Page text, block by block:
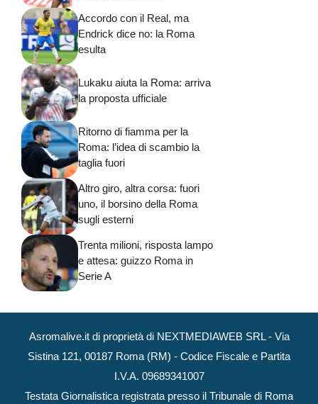
Accordo con il Real, ma
Endrick dice no: la Roma
esulta
Lukaku aiuta la Roma: arriva
la proposta ufficiale
Ritorno di fiamma per la
Roma: l’idea di scambio la
taglia fuori
Altro giro, altra corsa: fuori
uno, il borsino della Roma
sugli esterni
Trenta milioni, risposta lampo
e attesa: guizzo Roma in
Serie A
Asromalive.it di proprietà di NEXTMEDIAWEB SRL - Via
Sistina 121, 00187 Roma (RM) - Codice Fiscale e Partita
I.V.A. 09689341007
Testata Giornalistica registrata presso il Tribunale di Roma